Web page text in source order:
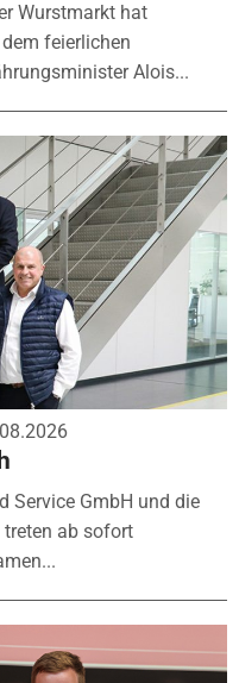
Wurstmarkt hat
feierlichen
Alois...
Service GmbH und die
treten ab sofort